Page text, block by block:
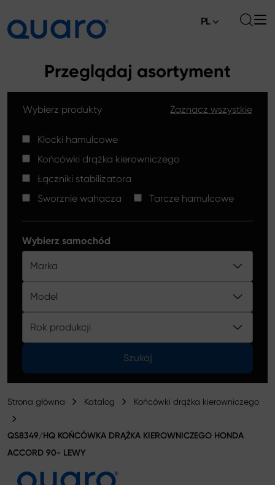
Klocki hamulcowe
Tarcze hamulcowe High Carbon
Końcówki drążków kierowniczych
Klocki hamulcowe Silver Ceramic
Katalog
Aktualności
Gdzie kupić
Kontakt
PL
Przeglądaj asortyment
Wybierz produkty Zaznacz wszystkie
Klocki hamulcowe
Końcówki drążka kierowniczego
Łączniki stabilizatora
Sworznie wahacza
Tarcze hamulcowe
Wybierz samochód
Marka
Model
Rok produkcji
Szukaj
Strona główna Katalog Końcówki drążka kierowniczego
QS8349/HQ KOŃCÓWKA DRĄŻKA KIEROWNICZEGO HONDA
ACCORD 90- LEWY